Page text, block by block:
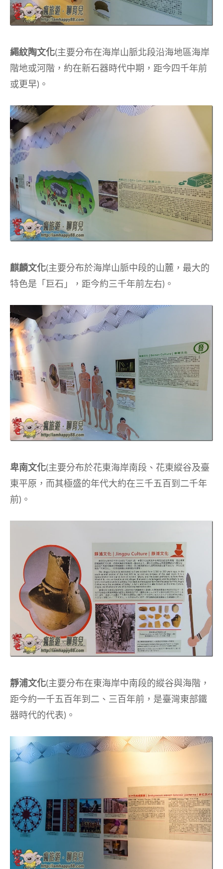
繩紋陶文化(主要分布在海岸山脈北段沿海地區海岸
階地或河階，約在新石器時代中期，距今四千年前
或更早)。
麒麟文化(主要分布於海岸山脈中段的山麓，最大的
特色是「巨石」，距今約三千年前左右)。
卑南文化(主要分布於花東海岸南段、花東縱谷及臺
東平原，而其極盛的年代大約在三千五百到二千年
前)。
靜浦文化(主要分布在東海岸中南段的縱谷與海階，
距今約一千五百年到二、三百年前，是臺灣東部鐵
器時代的代表)。